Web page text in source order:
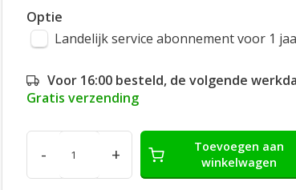
Optie
Landelijk service abonnement voor 1
Voor 16:00 besteld, de volgende
Gratis verzending
- +
Toevoegen aan
winkelwagen